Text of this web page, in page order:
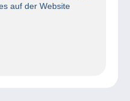
auf der Website